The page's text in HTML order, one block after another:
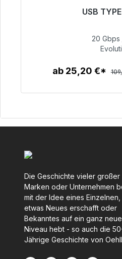
USB
20
ab 25,20 €*
Die Geschichte vieler großer
Marken oder Unternehmen
mit der Idee eines
etwas Neues erschafft oder
Bekanntes auf ein ganz
Niveau hebt - so auch die
Jährige Geschichte von